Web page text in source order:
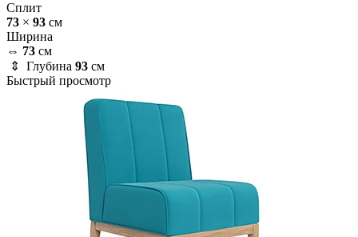
Сплит
73 × 93 см
Ширина
⇔ 73 см
⇕ Глубина 93 см
Быстрый просмотр